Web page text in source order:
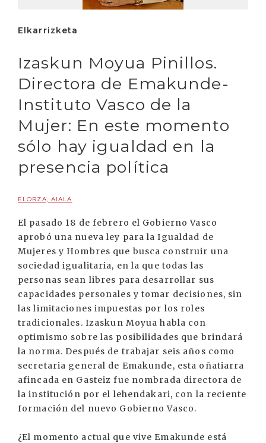
Elkarrizketa
Izaskun Moyua Pinillos.
Directora de Emakunde-
Instituto Vasco de la
Mujer: En este momento
sólo hay igualdad en la
presencia política
ELORZA, AIALA
El pasado 18 de febrero el Gobierno Vasco
aprobó una nueva ley para la Igualdad de
Mujeres y Hombres que busca construir una
sociedad igualitaria, en la que todas las
personas sean libres para desarrollar sus
capacidades personales y tomar decisiones, sin
las limitaciones impuestas por los roles
tradicionales. Izaskun Moyua habla con
optimismo sobre las posibilidades que brindará
la norma. Después de trabajar seis años como
secretaria general de Emakunde, esta oñatiarra
afincada en Gasteiz fue nombrada directora de
la institución por el lehendakari, con la reciente
formación del nuevo Gobierno Vasco.
¿El momento actual que vive Emakunde está